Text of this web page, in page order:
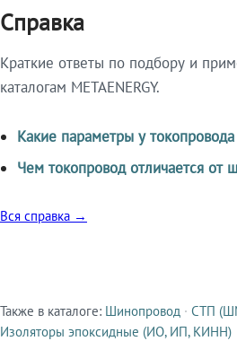
Справка
Краткие ответы по подбору и
каталогам METAENERGY.
Какие параметры у
Чем токопровод отличается от
Вся справка →
Смежные продукты
Также в каталоге: Шинопровод · СТП
Изоляторы эпоксидные (ИО, ИП, КИНН)